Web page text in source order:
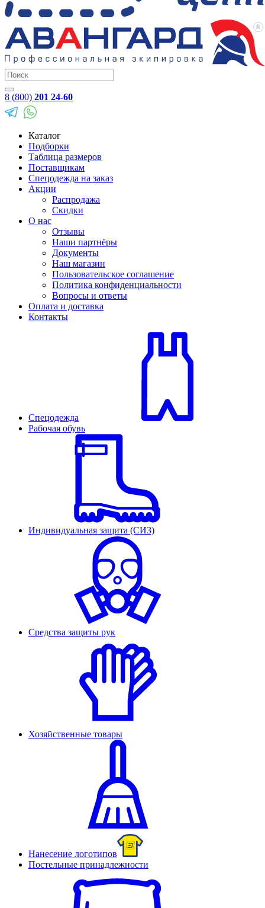
8 (800) 201 24-60
Каталог
Подборки
Таблица размеров
Поставщикам
Спецодежда на заказ
Акции
Распродажа
Скидки
О нас
Отзывы
Наши партнёры
Документы
Наш магазин
Пользовательское соглашение
Политика конфиденциальности
Вопросы и ответы
Оплата и доставка
Контакты
Спецодежда
Рабочая обувь
Индивидуальная защита (СИЗ)
Средства защиты рук
Хозяйственные товары
Нанесение логотипов
Постельные принадлежности